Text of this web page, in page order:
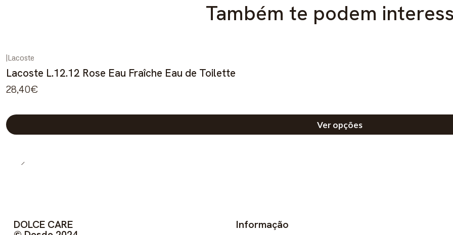
Também te podem
|Lacoste
Lacoste L.12.12 Rose Eau Fraîche Eau de Toilette
28,40€
Ver opções
DOLCE CARE Informação